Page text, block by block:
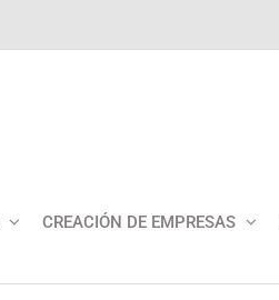
CREACIÓN DE EMPRESAS